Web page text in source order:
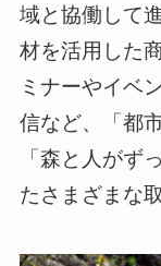
域と協働して
材を活用した
ミナーやイベ
信など、「都
「森と人がず
たさまざまな